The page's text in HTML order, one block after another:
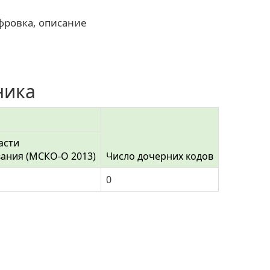
описание
Число дочерних кодов
(МСКО-О 2013)
0